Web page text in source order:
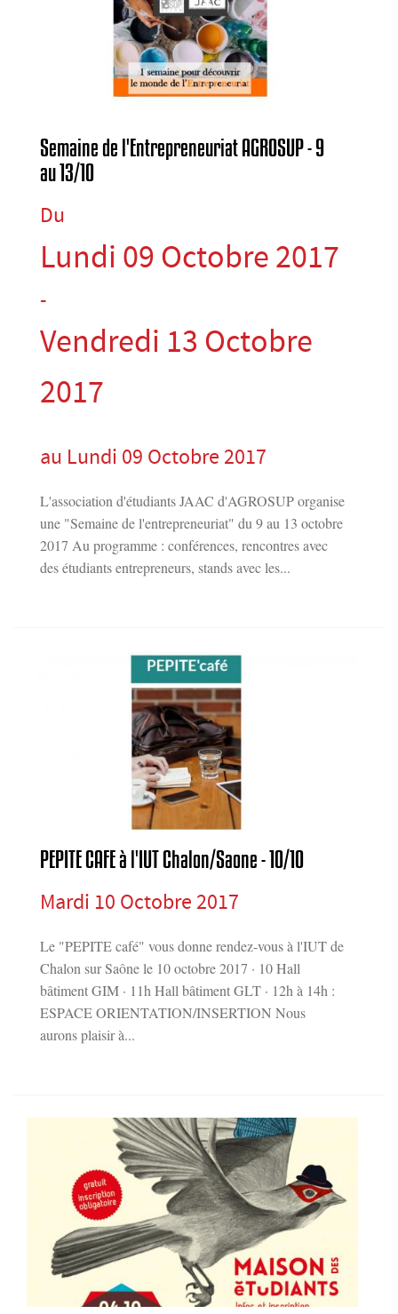
Semaine de l'Entrepreneuriat AGROSUP - 9
au 13/10
Du
Lundi 09 Octobre 2017
-
Vendredi 13 Octobre
2017
au Lundi 09 Octobre 2017
L'association d'étudiants JAAC d'AGROSUP organise
une "Semaine de l'entrepreneuriat" du 9 au 13 octobre
2017 Au programme : conférences, rencontres avec
des étudiants entrepreneurs, stands avec les...
PEPITE CAFE à l'IUT Chalon/Saone - 10/10
Mardi 10 Octobre 2017
Le "PEPITE café" vous donne rendez-vous à l'IUT de
Chalon sur Saône le 10 octobre 2017 · 10 Hall
bâtiment GIM · 11h Hall bâtiment GLT · 12h à 14h :
ESPACE ORIENTATION/INSERTION Nous
aurons plaisir à...